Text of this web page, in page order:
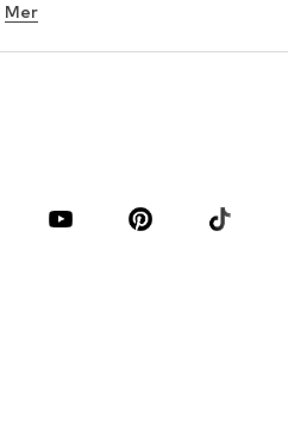
Underkläder
Blusar & tunikor
Mer